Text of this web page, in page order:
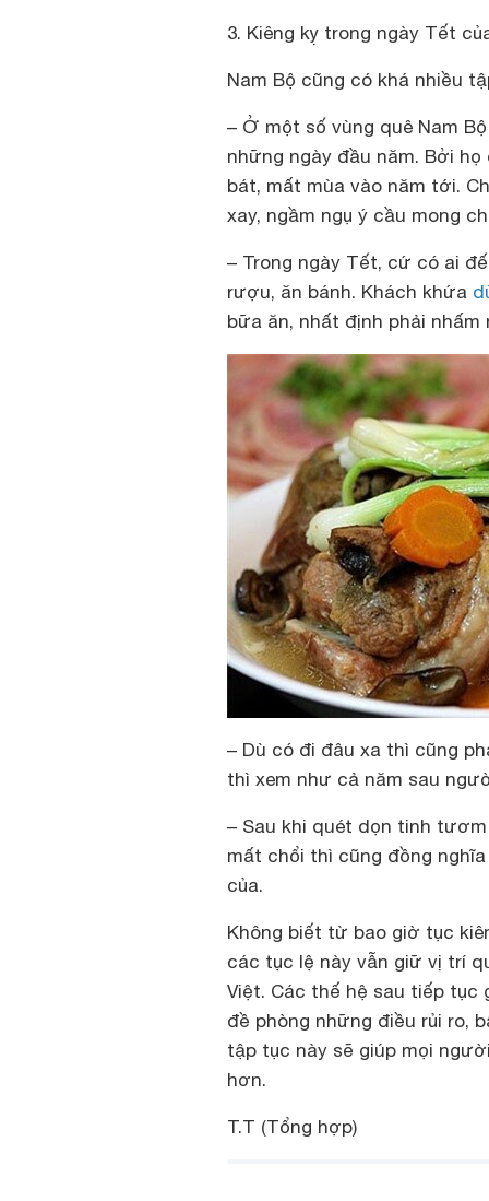
3. Kiêng kỵ trong ngày Tết
Nam Bộ cũng có khá nhiều
– Ở một số vùng quê Nam
những ngày đầu năm. Bởi
bát, mất mùa vào năm tới.
xay, ngầm ngụ ý cầu mong
– Trong ngày Tết, cứ có ai
rượu, ăn bánh. Khách khứa
bữa ăn, nhất định phải
– Dù có đi đâu xa thì cũng
thì xem như cả năm sau
– Sau khi quét dọn tinh
mất chổi thì cũng đồng
của.
Không biết từ bao giờ tục
các tục lệ này vẫn giữ vị trí
Việt. Các thế hệ sau tiếp
đề phòng những điều rủi ro,
tập tục này sẽ giúp mọi
hơn.
T.T (Tổng hợp)